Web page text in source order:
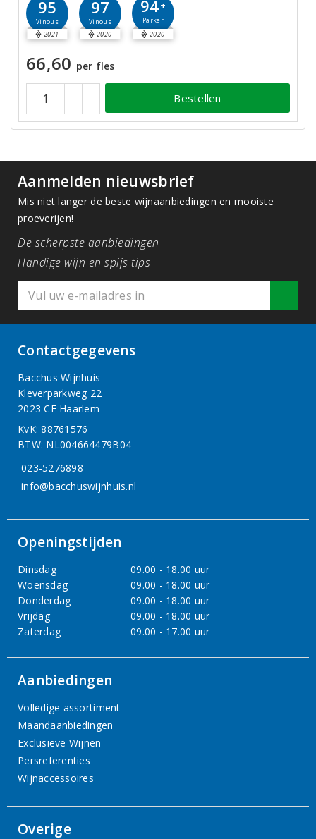
95
Vinous
2021
97
Vinous
2020
94+
Parker
2020
66,60 per fles
Bestellen
Aanmelden nieuwsbrief
Mis niet langer de beste wijnaanbiedingen en mooiste
proeverijen!
De scherpste aanbiedingen
Handige wijn en spijs tips
Contactgegevens
Bacchus Wijnhuis
Kleverparkweg 22
2023 CE Haarlem
KvK: 88761576
BTW: NL004664479B04
023-5276898
info@bacchuswijnhuis.nl
Openingstijden
Dinsdag
09.00 - 18.00 uur
Woensdag
09.00 - 18.00 uur
Donderdag
09.00 - 18.00 uur
Vrijdag
09.00 - 18.00 uur
Zaterdag
09.00 - 17.00 uur
Aanbiedingen
Volledige assortiment
Maandaanbiedingen
Exclusieve Wijnen
Persreferenties
Wijnaccessoires
Overige